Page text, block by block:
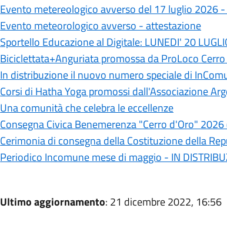
Evento metereologico avverso del 17 luglio 2026
Evento meteorologico avverso - attestazione
Sportello Educazione al Digitale: LUNEDI' 20
Biciclettata+Anguriata promossa da ProLoco
In distribuzione il nuovo numero speciale di
Corsi di Hatha Yoga promossi dall'Associazione
Una comunità che celebra le eccellenze
Consegna Civica Benemerenza "Cerro d'Oro"
Cerimonia di consegna della Costituzione della
Periodico Incomune mese di maggio - IN
Ultimo aggiornamento: 21 dicembre 2022, 16:56